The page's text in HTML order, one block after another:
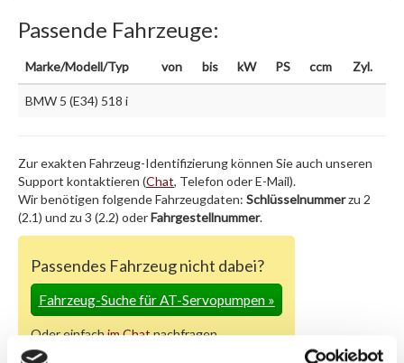
Passende Fahrzeuge:
Marke/Modell/Typ von bis kW PS ccm Zyl.
BMW 5 (E34) 518 i
Zur exakten Fahrzeug-Identifizierung können Sie auch unseren
Support kontaktieren (Chat, Telefon oder E-Mail).
Wir benötigen folgende Fahrzeugdaten: Schlüsselnummerzu 2
(2.1) und zu 3 (2.2) oderFahrgestellnummer.
Passendes Fahrzeug nicht dabei?
Fahrzeug-Suche für AT-Servopumpen»
Oder einfachim Chatnachfragen.